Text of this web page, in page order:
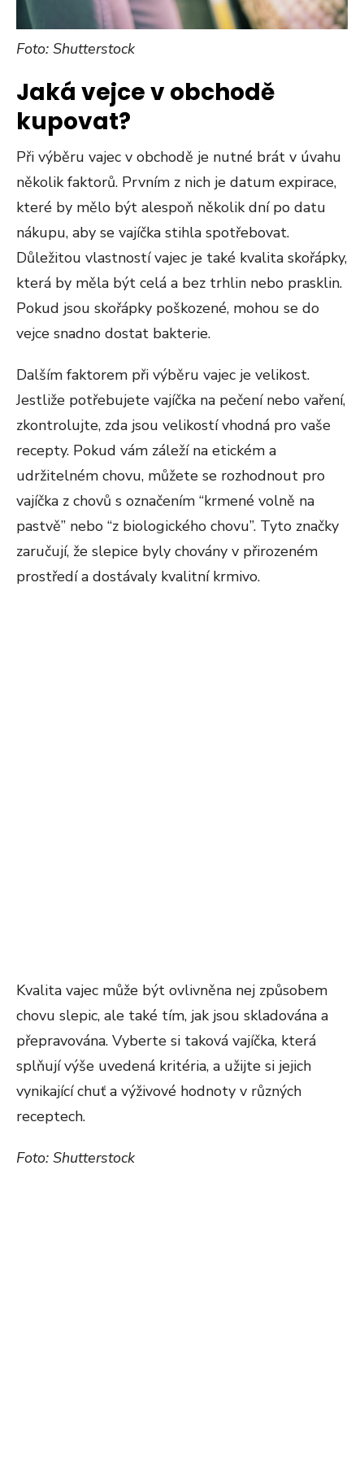
Foto: Shutterstock
Jaká vejce v obchodě
kupovat?
Při výběru vajec v obchodě je nutné brát v úvahu
několik faktorů. Prvním z nich je datum expirace,
které by mělo být alespoň několik dní po datu
nákupu, aby se vajíčka stihla spotřebovat.
Důležitou vlastností vajec je také kvalita skořápky,
která by měla být celá a bez trhlin nebo prasklin.
Pokud jsou skořápky poškozené, mohou se do
vejce snadno dostat bakterie.
Dalším faktorem při výběru vajec je velikost.
Jestliže potřebujete vajíčka na pečení nebo vaření,
zkontrolujte, zda jsou velikostí vhodná pro vaše
recepty. Pokud vám záleží na etickém a
udržitelném chovu, můžete se rozhodnout pro
vajíčka z chovů s označením “krmené volně na
pastvě” nebo “z biologického chovu”. Tyto značky
zaručují, že slepice byly chovány v přirozeném
prostředí a dostávaly kvalitní krmivo.
Kvalita vajec může být ovlivněna nej způsobem
chovu slepic, ale také tím, jak jsou skladována a
přepravována. Vyberte si taková vajíčka, která
splňují výše uvedená kritéria, a užijte si jejich
vynikající chuť a výživové hodnoty v různých
receptech.
Foto: Shutterstock